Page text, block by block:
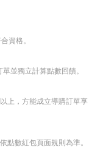
資格。
並獨立計算點數回饋。
上，方能成立導購訂單享
點數紅包頁面規則為準。